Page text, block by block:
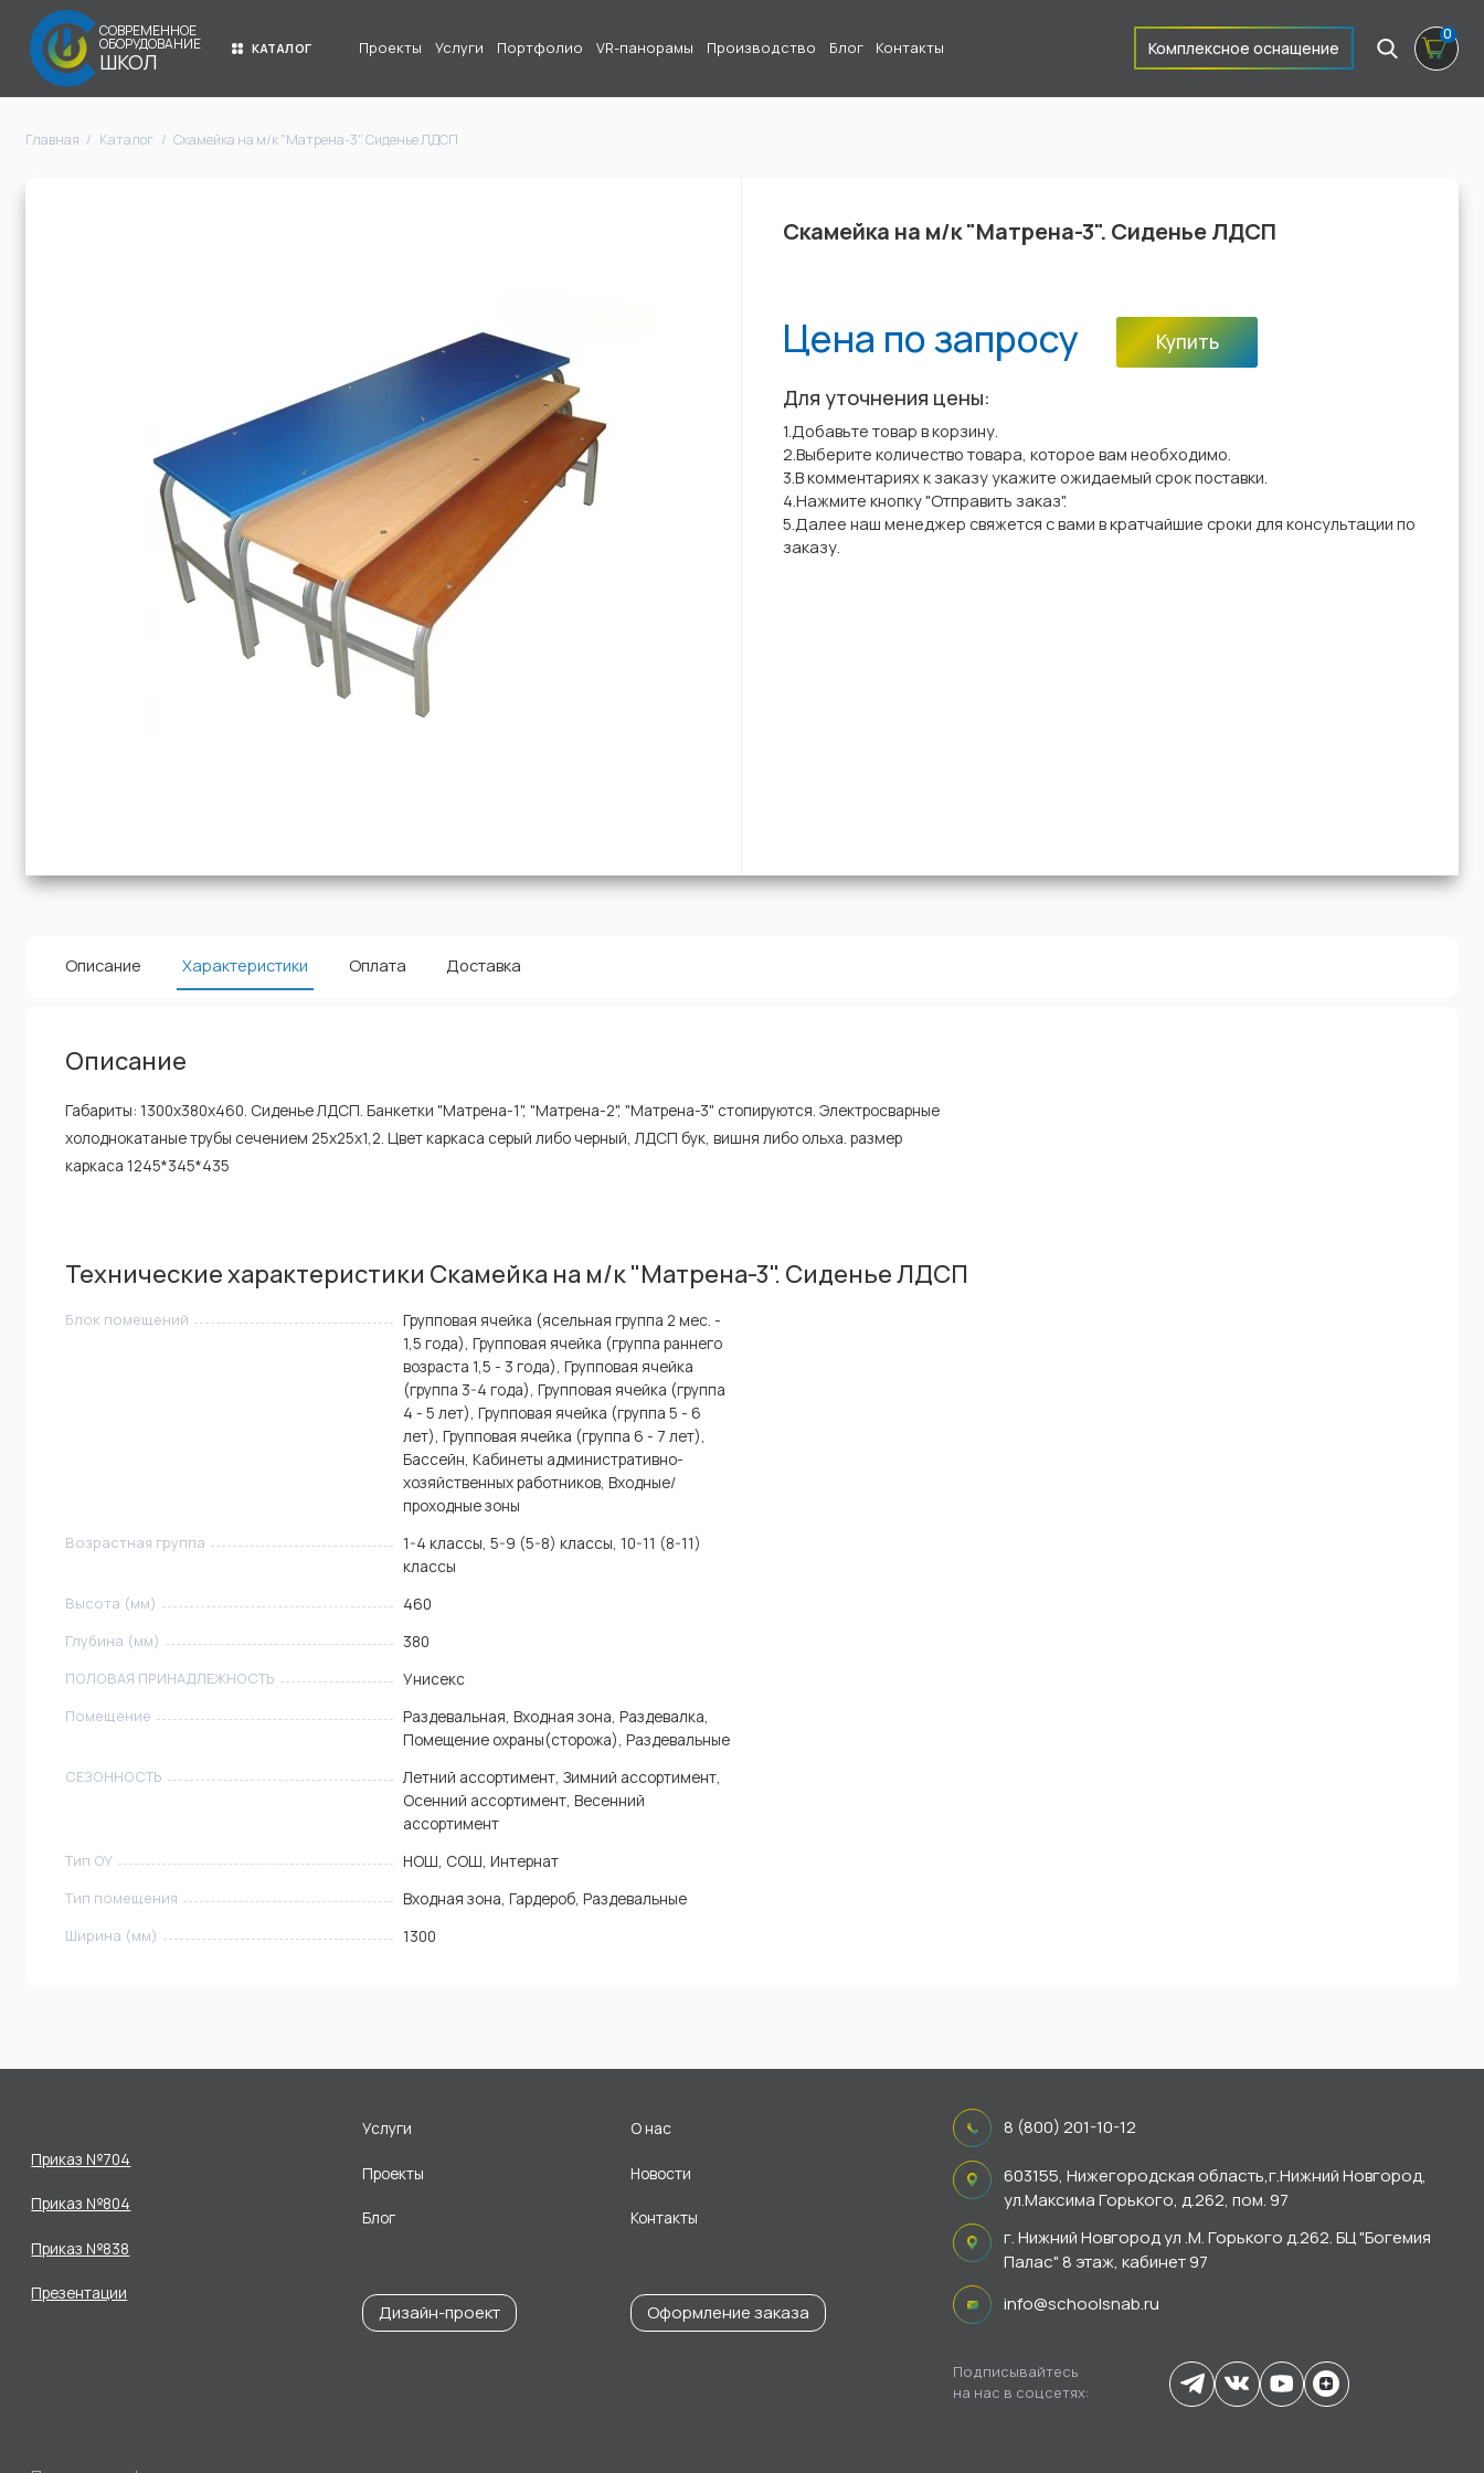
СОВРЕМЕННОЕ
ОБОРУДОВАНИЕ
ШКОЛ КАТАЛОГ Проекты Услуги Портфолио VR-панорамы Производство Блог Контакты Комплексное оснащение
0
Главная Каталог Скамейка на м/к "Матрена-3". Сиденье ЛДСП
Скамейка на м/к "Матрена-3". Сиденье ЛДСП
Цена по запросу Купить
Для уточнения цены:
1.Добавьте товар в корзину.
2.Выберите количество товара, которое вам необходимо.
3.В комментариях к заказу укажите ожидаемый срок поставки.
4.Нажмите кнопку "Отправить заказ".
5.Далее наш менеджер свяжется с вами в кратчайшие сроки для консультации по
заказу.
Описание Характеристики Оплата Доставка
Описание
Габариты: 1300х380х460. Сиденье ЛДСП. Банкетки "Матрена-1", "Матрена-2", "Матрена-3" стопируются. Электросварные
холоднокатаные трубы сечением 25х25х1,2. Цвет каркаса серый либо черный, ЛДСП бук, вишня либо ольха. размер
каркаса 1245*345*435
Технические характеристики Скамейка на м/к "Матрена-3". Сиденье ЛДСП
Блок помещений
Групповая ячейка (ясельная группа 2 мес. -
1,5 года), Групповая ячейка (группа раннего
возраста 1,5 - 3 года), Групповая ячейка
(группа 3-4 года), Групповая ячейка (группа
4 - 5 лет), Групповая ячейка (группа 5 - 6
лет), Групповая ячейка (группа 6 - 7 лет),
Бассейн, Кабинеты административно-
хозяйственных работников, Входные/
проходные зоны
Возрастная группа
1-4 классы, 5-9 (5-8) классы, 10-11 (8-11)
классы
Высота (мм) 460
Глубина (мм) 380
ПОЛОВАЯ ПРИНАДЛЕЖНОСТЬ Унисекс
Помещение
Раздевальная, Входная зона, Раздевалка,
Помещение охраны(сторожа), Раздевальные
СЕЗОННОСТЬ
Летний ассортимент, Зимний ассортимент,
Осенний ассортимент, Весенний
ассортимент
Тип ОУ НОШ, СОШ, Интернат
Тип помещения Входная зона, Гардероб, Раздевальные
Ширина (мм) 1300
Приказ №704
Приказ №804
Приказ №838
Презентации
Услуги
Проекты
Блог
Дизайн-проект
О нас
Новости
Контакты
Оформление заказа
8 (800) 201-10-12
603155, Нижегородская область,г.Нижний Новгород,
ул.Максима Горького, д.262, пом. 97
г. Нижний Новгород ул .М. Горького д.262. БЦ "Богемия
Палас" 8 этаж, кабинет 97
info@schoolsnab.ru
Подписывайтесь
на нас в соцсетях: